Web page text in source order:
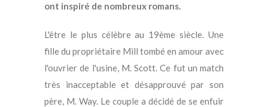
ont inspiré de nombreux romans.
L'être le plus célèbre au 19ème siècle. Une
fille du propriétaire Mill tombé en amour avec
l'ouvrier de l'usine, M. Scott. Ce fut un match
très inacceptable et désapprouvé par son
père, M. Way. Le couple a décidé de se enfuir